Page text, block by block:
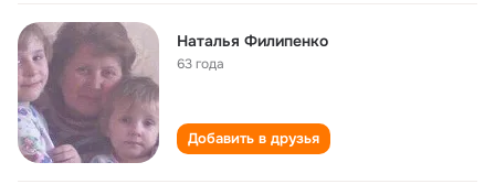
Наталья Филипенко
63 года
Добавить в друзья